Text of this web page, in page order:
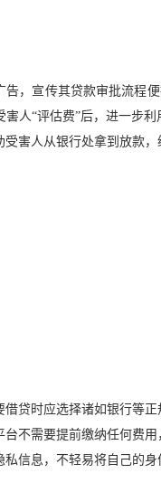
告，宣传其贷款审批流程
人“评估费”后，进一步
受害人从银行处拿到放款
借贷时应选择诸如银行等
台不需要提前缴纳任何费
私信息，不轻易将自己的